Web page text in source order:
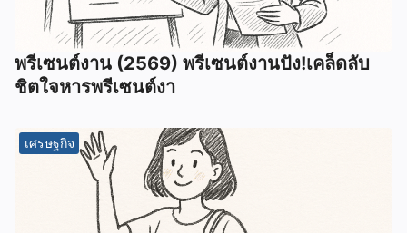
พรีเซนต์งาน (2569) พรีเซนต์งานปัง!เคล็ดลับ
ชิตใจหารพรีเซนต์งา
เศรษฐกิจ